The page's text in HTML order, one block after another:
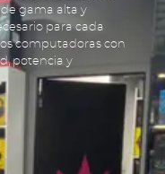
gama alta y
para cada
computadoras con
potencia y